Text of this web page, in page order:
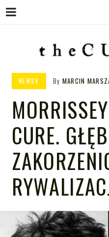
THE
STRONA
NEWSY By MARCIN
CURE.
Menu